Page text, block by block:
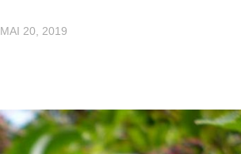
MAI 20, 2019